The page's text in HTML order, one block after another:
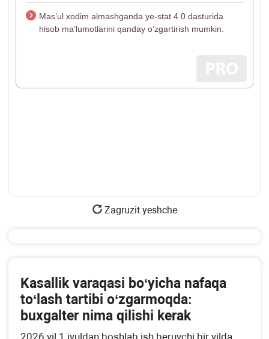
Mas’ul хodim almashganda ye-stat 4.0 dasturida
hisob ma’lumotlarini qanday oʻzgartirish mumkin.
Zagruzit yeshche
Kasallik varaqasi boʻyicha nafaqa
toʻlash tartibi oʻzgarmoqda:
buхgalter nima qilishi kerak
2026 yil 1 iyuldan boshlab ish beruvchi bir yilda